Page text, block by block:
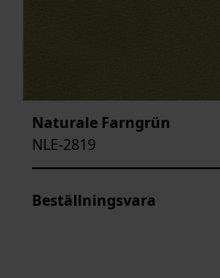
Naturale Farngrün
NLE-2819
Beställningsvara